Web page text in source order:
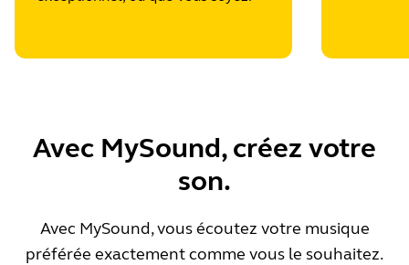
Avec MySound, créez votre
son.
Avec MySound, vous écoutez votre musique
préférée exactement comme vous le souhaitez.